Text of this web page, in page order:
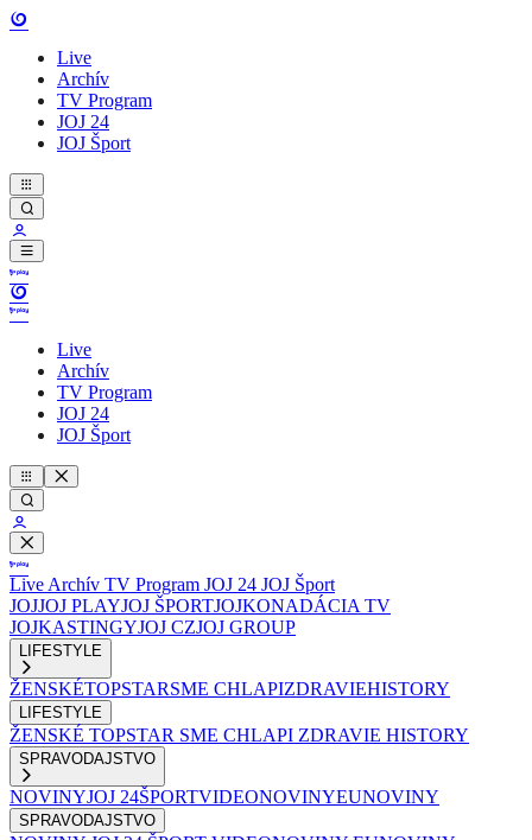
Live
Archív
TV Program
JOJ 24
JOJ Šport
Live
Archív
TV Program
JOJ 24
JOJ Šport
Live Archív TV Program JOJ 24 JOJ Šport
JOJJOJ PLAYJOJ ŠPORTJOJKONADÁCIA TV
JOJKASTINGYJOJ CZJOJ GROUP
LIFESTYLE
ŽENSKÉTOPSTARSME CHLAPIZDRAVIEHISTORY
LIFESTYLE
ŽENSKÉ TOPSTAR SME CHLAPI ZDRAVIE HISTORY
SPRAVODAJSTVO
NOVINYJOJ 24ŠPORTVIDEONOVINYEUNOVINY
SPRAVODAJSTVO